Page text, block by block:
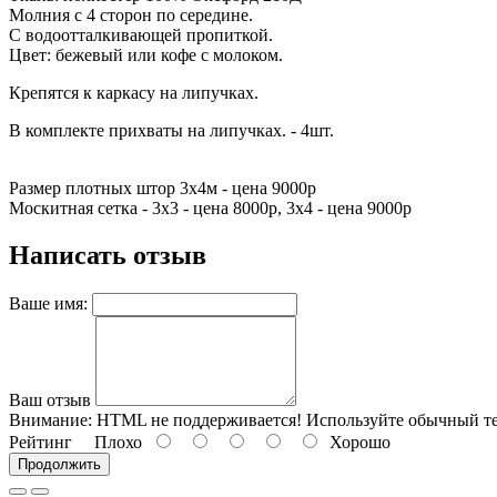
Молния с 4 сторон по середине.
С водоотталкивающей пропиткой.
Цвет: бежевый или кофе с молоком.
Крепятся к каркасу на липучках.
В комплекте прихваты на липучках. - 4шт.
Размер плотных штор 3х4м - цена 9000р
Москитная сетка - 3х3 - цена 8000р, 3х4 - цена 9000р
Написать отзыв
Ваше имя:
Ваш отзыв
Внимание: HTML не поддерживается! Используйте обычный
Рейтинг Плохо Хорошо
Продолжить